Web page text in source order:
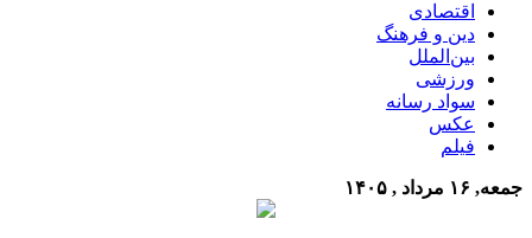
اقتصادی
دین و فرهنگ
بین‌الملل
ورزشی
سواد رسانه
عکس
فیلم
جمعه, ۱۶ مرداد , ۱۴۰۵